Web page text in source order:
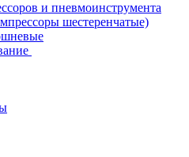
и пневмоинструмента
шестеренчатые)